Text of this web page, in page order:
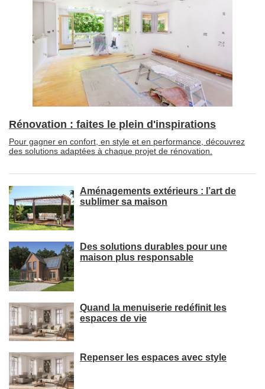
Rénovation : faites le plein d'inspirations
Pour gagner en confort, en style et en performance, découvrez
des solutions adaptées à chaque projet de rénovation.
Aménagements extérieurs : l’art de
sublimer sa maison
Des solutions durables pour une
maison plus responsable
Quand la menuiserie redéfinit les
espaces de vie
Repenser les espaces avec style